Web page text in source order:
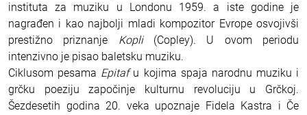
instituta za muziku u Londonu 1959. a iste godine je
nagrađen i kao najbolji mladi kompozitor Evrope osvojivši
prestižno priznanje Kopli(Copley). U ovom periodu
intenzivno je pisao baletsku muziku.
Ciklusom pesama Epitafu kojima spaja narodnu muziku i
grčku poeziju započinje kulturnu revoluciju u Grčkoj.
Šezdesetih godina 20. veka upoznaje Fidela Kastra i Če